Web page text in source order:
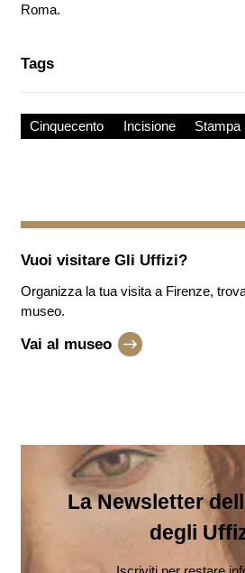
Roma.
Tags
Cinquecento Incisione Stampa
Vuoi visitare Gli Uffizi?
Organizza la tua visita a Firenze,
museo.
Vai al museo
La Newsletter
degli